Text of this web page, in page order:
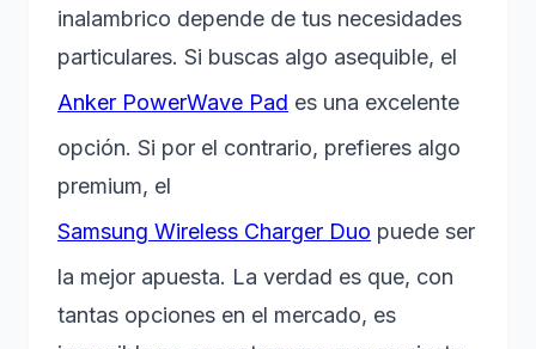
inalambrico depende de tus necesidades
particulares. Si buscas algo asequible, el
Anker PowerWave Pad es una excelente
opción. Si por el contrario, prefieres algo
premium, el
Samsung Wireless Charger Duo puede ser
la mejor apuesta. La verdad es que, con
tantas opciones en el mercado, es